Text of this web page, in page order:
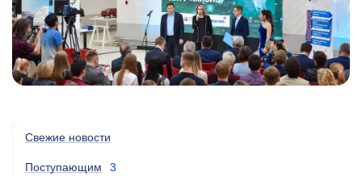
Свежие новости
Поступающим 3